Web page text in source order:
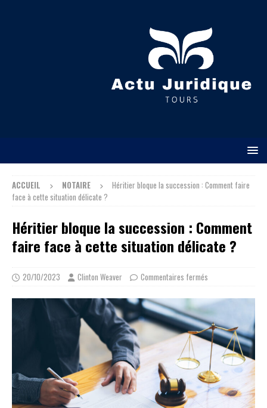
ACCUEIL NOTAIRE
Héritier bloque la succession : Comment faire
face à cette situation délicate ?
Héritier bloque la succession : Comment
faire face à cette situation délicate ?
20/10/2023 Clinton Weaver Commentaires fermés